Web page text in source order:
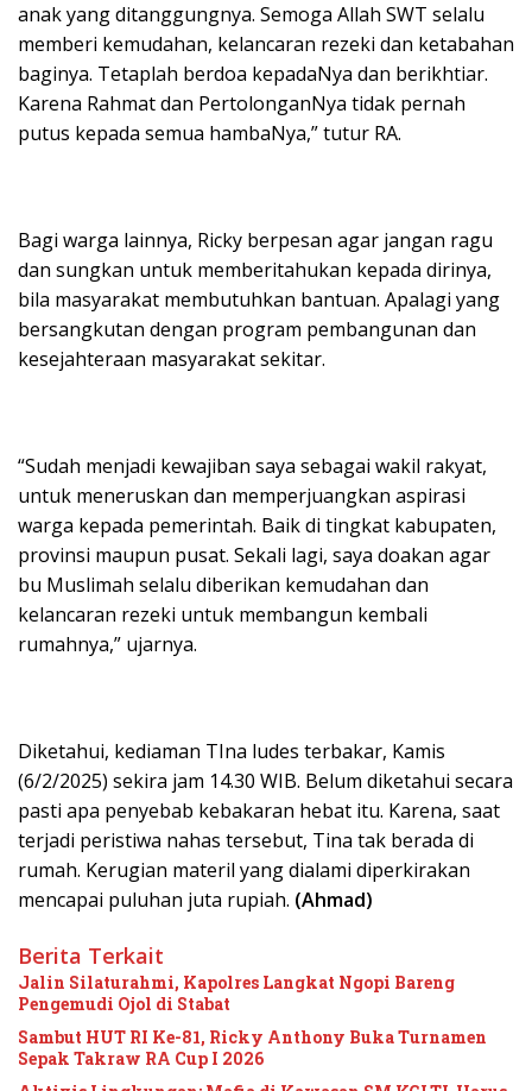
anak yang ditanggungnya. Semoga Allah SWT selalu
memberi kemudahan, kelancaran rezeki dan ketabahan
baginya. Tetaplah berdoa kepadaNya dan berikhtiar.
Karena Rahmat dan PertolonganNya tidak pernah
putus kepada semua hambaNya,” tutur RA.
Bagi warga lainnya, Ricky berpesan agar jangan ragu
dan sungkan untuk memberitahukan kepada dirinya,
bila masyarakat membutuhkan bantuan. Apalagi yang
bersangkutan dengan program pembangunan dan
kesejahteraan masyarakat sekitar.
“Sudah menjadi kewajiban saya sebagai wakil rakyat,
untuk meneruskan dan memperjuangkan aspirasi
warga kepada pemerintah. Baik di tingkat kabupaten,
provinsi maupun pusat. Sekali lagi, saya doakan agar
bu Muslimah selalu diberikan kemudahan dan
kelancaran rezeki untuk membangun kembali
rumahnya,” ujarnya.
Diketahui, kediaman TIna ludes terbakar, Kamis
(6/2/2025) sekira jam 14.30 WIB. Belum diketahui secara
pasti apa penyebab kebakaran hebat itu. Karena, saat
terjadi peristiwa nahas tersebut, Tina tak berada di
rumah. Kerugian materil yang dialami diperkirakan
mencapai puluhan juta rupiah. (Ahmad)
Berita Terkait
Jalin Silaturahmi, Kapolres Langkat Ngopi Bareng
Pengemudi Ojol di Stabat
Sambut HUT RI Ke-81, Ricky Anthony Buka Turnamen
Sepak Takraw RA Cup I 2026